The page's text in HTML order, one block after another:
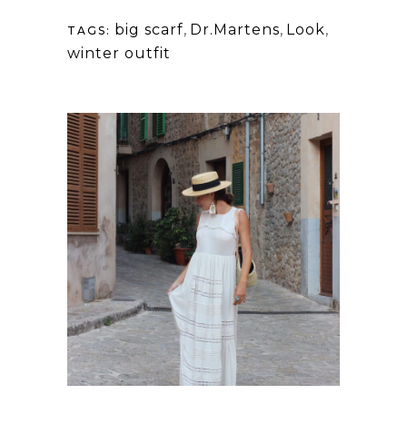
TAGS: big scarf, Dr.Martens, Look,
winter outfit